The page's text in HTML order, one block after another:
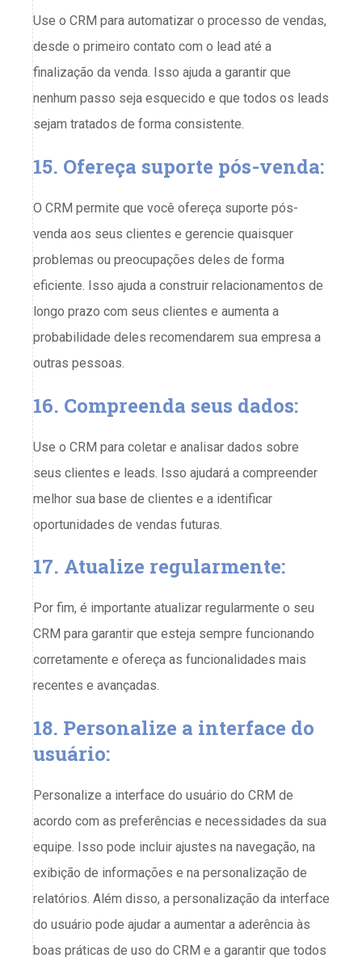
Use o CRM para automatizar o processo de vendas,
desde o primeiro contato com o lead até a
finalização da venda. Isso ajuda a garantir que
nenhum passo seja esquecido e que todos os leads
sejam tratados de forma consistente.
15. Ofereça suporte pós-venda:
O CRM permite que você ofereça suporte pós-
venda aos seus clientes e gerencie quaisquer
problemas ou preocupações deles de forma
eficiente. Isso ajuda a construir relacionamentos de
longo prazo com seus clientes e aumenta a
probabilidade deles recomendarem sua empresa a
outras pessoas.
16. Compreenda seus dados:
Use o CRM para coletar e analisar dados sobre
seus clientes e leads. Isso ajudará a compreender
melhor sua base de clientes e a identificar
oportunidades de vendas futuras.
17. Atualize regularmente:
Por fim, é importante atualizar regularmente o seu
CRM para garantir que esteja sempre funcionando
corretamente e ofereça as funcionalidades mais
recentes e avançadas.
18. Personalize a interface do
usuário:
Personalize a interface do usuário do CRM de
acordo com as preferências e necessidades da sua
equipe. Isso pode incluir ajustes na navegação, na
exibição de informações e na personalização de
relatórios. Além disso, a personalização da interface
do usuário pode ajudar a aumentar a aderência às
boas práticas de uso do CRM e a garantir que todos